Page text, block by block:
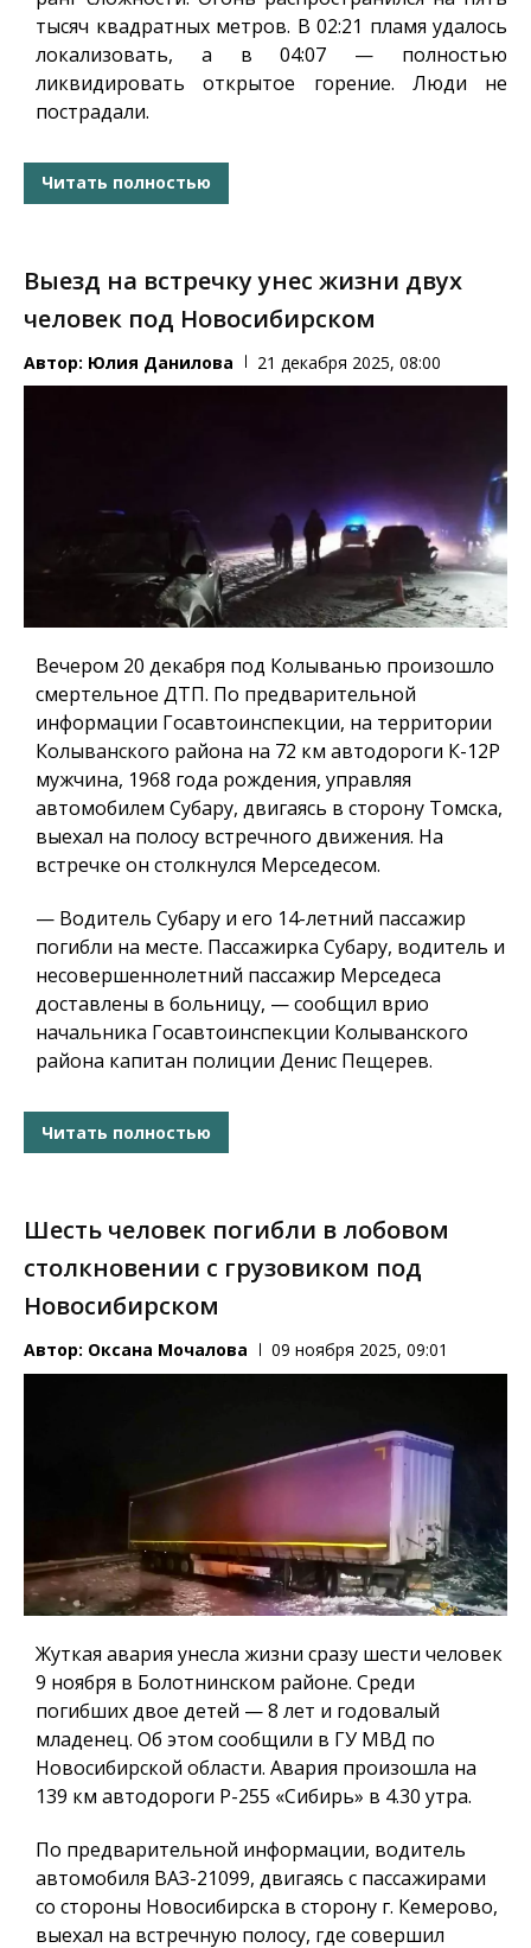
тысяч квадратных метров. В 02:21 пламя удалось
локализовать, а в 04:07 — полностью
ликвидировать открытое горение. Люди не
пострадали.
Читать полностью
Выезд на встречку унес жизни двух
человек под Новосибирском
Автор: Юлия Данилова 21 декабря 2025, 08:00
Вечером 20 декабря под Колыванью произошло
смертельное ДТП. По предварительной
информации Госавтоинспекции, на территории
Колыванского района на 72 км автодороги К-12Р
мужчина, 1968 года рождения, управляя
автомобилем Субару, двигаясь в сторону Томска,
выехал на полосу встречного движения. На
встречке он столкнулся Мерседесом.
— Водитель Субару и его 14-летний пассажир
погибли на месте. Пассажирка Субару, водитель и
несовершеннолетний пассажир Мерседеса
доставлены в больницу, — сообщил врио
начальника Госавтоинспекции Колыванского
района капитан полиции Денис Пещерев.
Читать полностью
Шесть человек погибли в лобовом
столкновении с грузовиком под
Новосибирском
Автор: Оксана Мочалова 09 ноября 2025, 09:01
Жуткая авария унесла жизни сразу шести человек
9 ноября в Болотнинском районе. Среди
погибших двое детей — 8 лет и годовалый
младенец. Об этом сообщили в ГУ МВД по
Новосибирской области. Авария произошла на
139 км автодороги Р-255 «Сибирь» в 4.30 утра.
По предварительной информации, водитель
автомобиля ВАЗ-21099, двигаясь с пассажирами
со стороны Новосибирска в сторону г. Кемерово,
выехал на встречную полосу, где совершил